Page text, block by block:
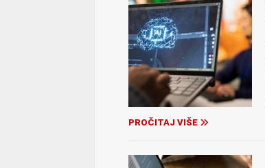
PROČITAJ VIŠE